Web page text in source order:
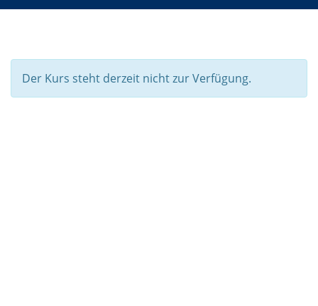
Der Kurs steht derzeit nicht zur Verfügung.